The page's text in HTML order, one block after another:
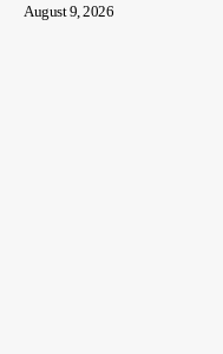
August 9, 2026